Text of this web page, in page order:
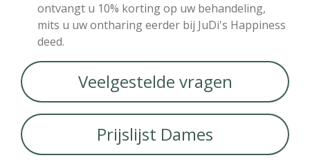
ontvangt u 10% korting op uw behandeling,
mits u uw ontharing eerder bij JuDi's Happiness
deed.
Veelgestelde vragen
Prijslijst Dames